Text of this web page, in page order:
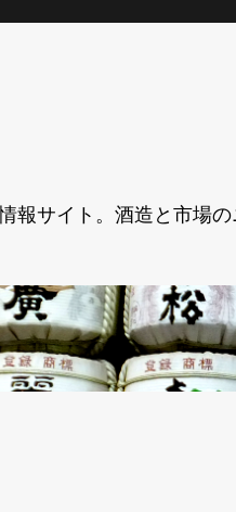
報サイト。酒造と市場